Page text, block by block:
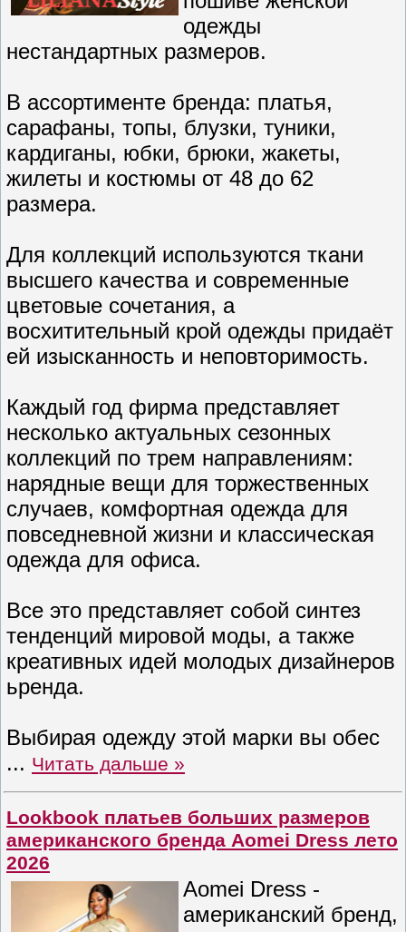
одежды
нестандартных размеров.
В ассортименте бренда: платья,
сарафаны, топы, блузки, туники,
кардиганы, юбки, брюки, жакеты,
жилеты и костюмы от 48 до 62
размера.
Для коллекций используются ткани
высшего качества и современные
цветовые сочетания, а
восхитительный крой одежды придаёт
ей изысканность и неповторимость.
Каждый год фирма представляет
несколько актуальных сезонных
коллекций по трем направлениям:
нарядные вещи для торжественных
случаев, комфортная одежда для
повседневной жизни и классическая
одежда для офиса.
Все это представляет собой синтез
тенденций мировой моды, а также
креативных идей молодых дизайнеров
ьренда.
Выбирая одежду этой марки вы обес
... Читать дальше »
Lookbook платьев больших размеров
американского бренда Aomei Dress лето
2026
Aomei Dress -
американский бренд,